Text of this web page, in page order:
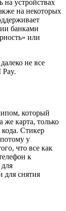
устройствах
на некоторых
банками
или
не все
который
же карта, только
Стикер
у
что все как
к
для снятия